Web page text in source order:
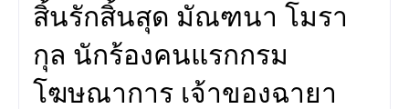
สิ้นรักสิ้นสุด มัณฑนา โมรา
กุล นักร้องคนแรกกรม
โฆษณาการ เจ้าของฉายา